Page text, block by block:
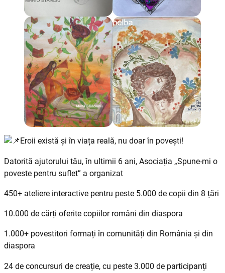
Eroii există și în viața reală, nu doar în povești!
Datorită ajutorului tău, în ultimii 6 ani, Asociația „Spune-mi o
poveste pentru suflet” a organizat
450+ ateliere interactive pentru peste 5.000 de copii din 8 țări
10.000 de cărți oferite copiilor români din diaspora
1.000+ povestitori formați în comunități din România și din
diaspora
24 de concursuri de creație, cu peste 3.000 de participanți